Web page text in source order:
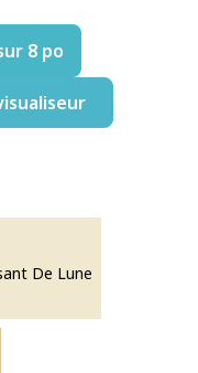
8 po
De Lune